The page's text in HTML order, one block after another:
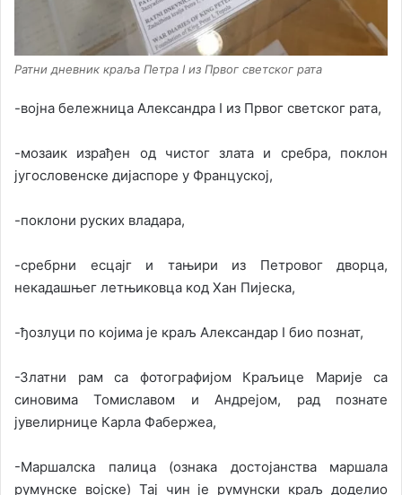
Ратни дневник краља Петра I из Првог светског рата
-војна бележница Александра I из Првог светског рата,
-мозаик израђен од чистог злата и сребра, поклон
југословенске дијаспоре у Француској,
-поклони руских владара,
-сребрни есцајг и тањири из Петровог дворца,
некадашњег летњиковца код Хан Пијеска,
-ђозлуци по којима је краљ Александар I био познат,
-Златни рам са фотографијом Краљице Марије са
синовима Томиславом и Андрејом, рад познате
јувелирнице Карла Фабержеа,
-Маршалска палица (ознака достојанства маршала
румунске војске) Тај чин је румунски краљ доделио